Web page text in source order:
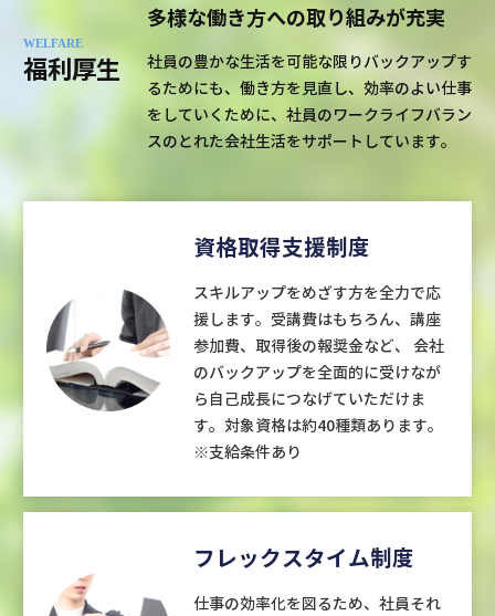
WELFARE
福利厚生
多様な働き方への取り組みが充実
社員の豊かな生活を可能な限りバックアップす
るためにも、働き方を見直し、効率のよい仕事
をしていくために、社員のワークライフバラン
スのとれた会社生活をサポートしています。
資格取得支援制度
スキルアップをめざす方を全力で応
援します。受講費はもちろん、講座
参加費、取得後の報奨金など、 会社
のバックアップを全面的に受けなが
ら自己成長につなげていただけま
す。対象資格は約40種類あります。
※支給条件あり
フレックスタイム制度
仕事の効率化を図るため、社員それ